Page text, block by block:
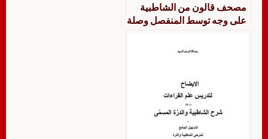
مصحف قالون من الشاطبية
على وجه توسط المنفصل وصلة